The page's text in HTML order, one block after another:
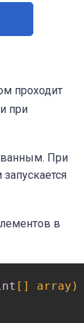
проходит
при
При
в
[] array)